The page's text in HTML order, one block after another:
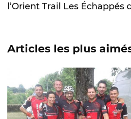
l’Orient Trail Les Échappés
Articles les plus